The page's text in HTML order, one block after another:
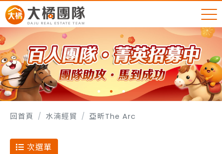
回首頁 水湳經貿 亞昕The Arc
次選單